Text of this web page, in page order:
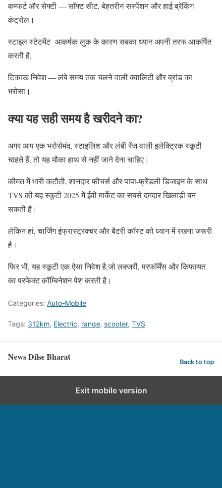
कम्फर्ट और सेफ्टी — सॉफ्ट सीट, बेहतरीन सस्पेंशन और हाई ब्रेकिंग
कंट्रोल।
स्टाइल स्टेटमेंट आकर्षक लुक के कारण सबका ध्यान अपनी तरफ आकर्षित
करती है,
टिकाऊ निवेश — लंबे समय तक चलने वाली क्वालिटी और ब्रांड का
भरोसा।
क्या यह सही समय है खरीदने का?
अगर आप एक भरोसेमंद, स्टाइलिश और लंबी रेंज वाली इलेक्ट्रिक स्कूटी
चाहते हैं, तो यह मौका हाथ से नहीं जाने देना चाहिए।
कीमत में भारी कटौती, शानदार फीचर्स और पापा-फ्रेंडली डिजाइन के साथ
TVS की यह स्कूटी 2025 में ईवी मार्केट का सबसे दमदार खिलाड़ी बन
सकती है।
लेकिन हां, चार्जिंग इंफ्रास्ट्रक्चर और बैटरी कॉस्ट को ध्यान में रखना जरूरी
है।
फिर भी, यह स्कूटी एक ऐसा निवेश है,जो लक्जरी, परफॉर्मेंस और किफायत
का परफेक्ट कॉम्बिनेशन पेश करती है।
Categories: Auto-Mobile
Tags: 312km, Electric, range, scooter, TVS
News Dilse Bharat Back to top
Exit mobile version